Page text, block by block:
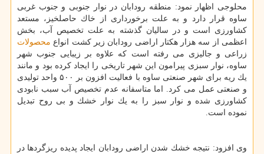
محلوجی اظهار نمود: منطقه رودابان در نوار جنوبی و جنوب غربی
ساوه قرار دارد و به علت برخورداری از خاك حاصلخیز، مستعد
كشاورزی است و در سالیان گذشته به علت تخصیص آب، بخش
اعظمی از سه هزار هكتار اراضی رودابان زیر كشت انواع محصولات
زراعی و جالیزی می رفته است كه علاوه بر زیبایی جنوب شهر
ساوه، نوار سبزی پیرامون این شهر تاریخی را ایجاد كرده بود و مانند
یك ریه برای شهر صنعتی ساوه با فعالیت افزون بر ۵۰۰ واحد تولیدی
و صنعتی عمل می كرد. اما متاسفانه عدم تخصیص آب سبب نابودی
كشاورزی شده و نوار سبز را به یك نوار خشك و بی روح تبدیل
نموده است.
وی افزود: نتیجه خشك شدن اراضی رودابان ایجاد پدیده ریزگردها در